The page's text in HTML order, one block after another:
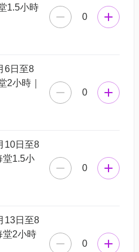
1.5小時
0
6日至8
2小時｜
0
10日至8
堂1.5小
0
13日至8
堂2小時
0